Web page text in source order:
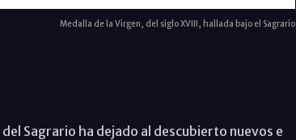
Medalla de la Virgen, del siglo XVIII, hallada bajo el Sagrario
Sagrario ha dejado al descubierto nuevos e